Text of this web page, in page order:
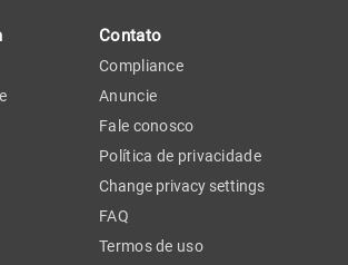
Contato
Compliance
Anuncie
Fale conosco
Política de privacidade
Change privacy settings
FAQ
Termos de uso